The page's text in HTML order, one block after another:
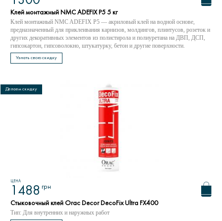
Клей монтажный NMC ADEFIX P5 5 кг
Клей монтажный NMC ADEFIX P5 — акриловый клей на водной основе,
предназначенный для приклеивания карнизов, молдингов, плинтусов, розеток и
других декоративных элементов из полистирола и полиуретана на ДВП, ДСП,
гипсокартон, гипсоволокно, штукатурку, бетон и другие поверхности.
Узнать свою скидку
ЦЕНА
1488 грн
Стыковочный клей Orac Decor DecoFix Ultra FX400
Тип: Для внутренних и наружных работ
Делаем скидку